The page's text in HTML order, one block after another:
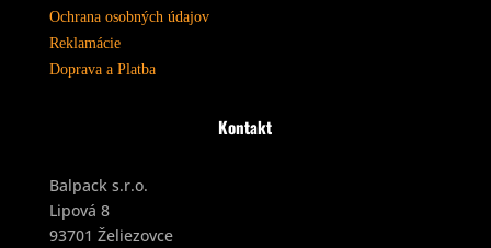
Ochrana osobných údajov
Reklamácie
Doprava a Platba
Kontakt
Balpack s.r.o.
Lipová 8
93701 Želiezovce